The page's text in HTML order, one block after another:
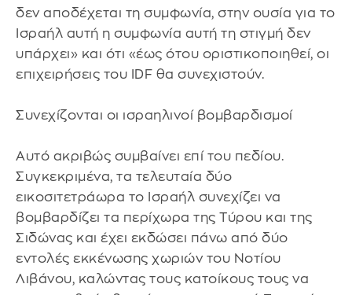
δεν αποδέχεται τη συμφωνία, στην ουσία για το
Ισραήλ αυτή η συμφωνία αυτή τη στιγμή δεν
υπάρχει» και ότι «έως ότου οριστικοποιηθεί, οι
επιχειρήσεις του IDF θα συνεχιστούν.
Συνεχίζονται οι ισραηλινοί βομβαρδισμοί
Αυτό ακριβώς συμβαίνει επί του πεδίου.
Συγκεκριμένα, τα τελευταία δύο
εικοσιτετράωρα το Ισραήλ συνεχίζει να
βομβαρδίζει τα περίχωρα της Τύρου και της
Σιδώνας και έχει εκδώσει πάνω από δύο
εντολές εκκένωσης χωριών του Νοτίου
Λιβάνου, καλώντας τους κατοίκους τους να